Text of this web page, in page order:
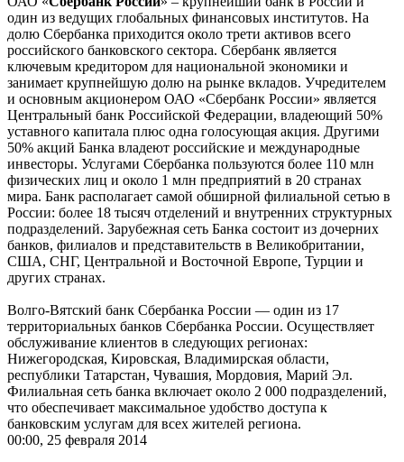
один из ведущих глобальных финансовых институтов. На
долю Сбербанка приходится около трети активов всего
российского банковского сектора. Сбербанк является
ключевым кредитором для национальной экономики и
занимает крупнейшую долю на рынке вкладов. Учредителем
и основным акционером ОАО «Сбербанк России» является
Центральный банк Российской Федерации, владеющий 50%
уставного капитала плюс одна голосующая акция. Другими
50% акций Банка владеют российские и международные
инвесторы. Услугами Сбербанка пользуются более 110 млн
физических лиц и около 1 млн предприятий в 20 странах
мира. Банк располагает самой обширной филиальной сетью в
России: более 18 тысяч отделений и внутренних структурных
подразделений. Зарубежная сеть Банка состоит из дочерних
банков, филиалов и представительств в Великобритании,
США, СНГ, Центральной и Восточной Европе, Турции и
других странах.
Волго-Вятский банк Сбербанка России — один из 17
территориальных банков Сбербанка России. Осуществляет
обслуживание клиентов в следующих регионах:
Нижегородская, Кировская, Владимирская области,
республики Татарстан, Чувашия, Мордовия, Марий Эл.
Филиальная сеть банка включает около 2 000 подразделений,
что обеспечивает максимальное удобство доступа к
банковским услугам для всех жителей региона.
00:00, 25 февраля 2014